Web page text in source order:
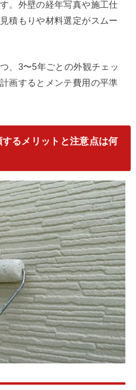
。外壁の経年写真や施工仕
積もりや材料選定がスムー
、3〜5年ごとの外観チェッ
画するとメンテ費用の平準
るメリットと注意点は何